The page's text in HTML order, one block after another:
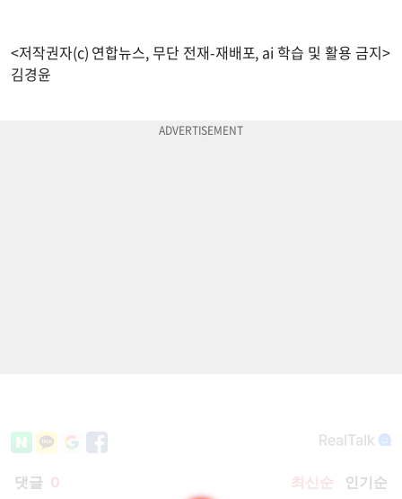
<저작권자(c) 연합뉴스, 무단 전재-재배포, ai 학습 및 활용 금지>
김경윤